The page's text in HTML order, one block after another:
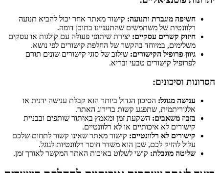
חשיפה מוגברת ותנועה: קישור מאתר אחר יכול להביא תנועה
רלוונטית של משתמשים שהתעניינו בתוכן דומה.
חיזוק קשרים עסקיים: יצירת שיתופי פעולה עם קולגות או עסקים
משלימים, במיוחד בהקשר של החלפת קישורים לפי נושא.
גיוון פרופיל הקישורים: שילוב של סוגי קישורים שונים תורם
לפרופיל קישורים טבעי ובריא.
חסרונות וסיכונים:
ענישה מגוגל: הסיכון הגדול ביותר הוא קבלת ענישה ידנית או
אלגוריתמית, שתפגע קשות בדירוג האתר.
בזבוז משאבים: השקעת זמן ומאמץ באיתור שותפים ובבניית
קישורים לא איכותיים או לא רלוונטיים.
קישורים לא רלוונטיים: קישור מאתר שאינו קשור לתחום שלכם
עלול להזיק לכם, שכן הוא משדר חוסר רלוונטיות לגוגל.
שליטה מוגבלת: קושי לשלוט באיכות האתר המקשר לאורך זמן.